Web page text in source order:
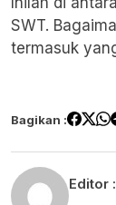
SWT.
termasuk
Bagikan :
Editor :